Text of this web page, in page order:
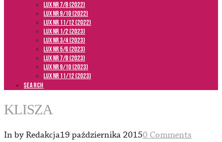
LUX NR 7/8 (2022)
LUX nr 9/10 (2022)
LUX NR 11/12 (2022)
LUX NR 1/2 (2023)
LUX NR 3/4 (2023)
LUX NR 5/6 (2023)
LUX NR 7/8 (2023)
LUX NR 9/10 (2023)
LUX NR 11/12 (2023)
SEARCH
KLISZA
In by Redakcja19 października 20150 Comments